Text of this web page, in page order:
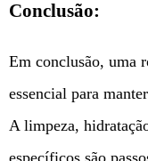
Conclusão:
Em conclusão, uma
essencial para
A limpeza,
específicos são